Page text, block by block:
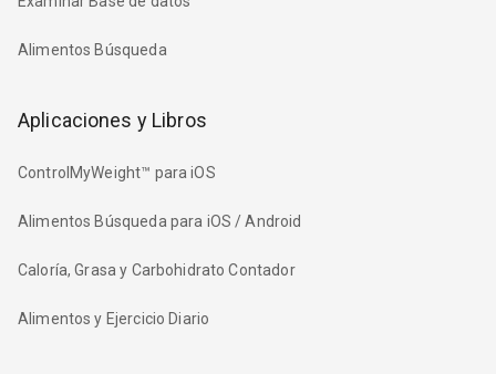
Alimentos Búsqueda
Aplicaciones y Libros
ControlMyWeight™ para iOS
Alimentos Búsqueda para iOS / Android
Caloría, Grasa y Carbohidrato Contador
Alimentos y Ejercicio Diario